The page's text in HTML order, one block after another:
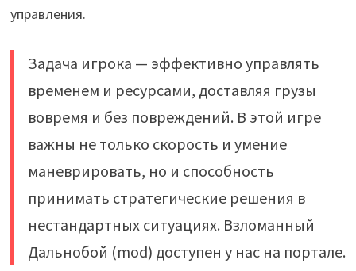
управления.
Задача игрока — эффективно управлять
временем и ресурсами, доставляя грузы
вовремя и без повреждений. В этой игре
важны не только скорость и умение
маневрировать, но и способность
принимать стратегические решения в
нестандартных ситуациях. Взломанный
Дальнобой (mod) доступен у нас на портале.